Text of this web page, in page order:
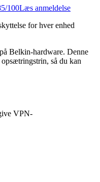
/100Læs anmeldelse
for hver enhed
Belkin-hardware. Denne
så du kan
VPN-